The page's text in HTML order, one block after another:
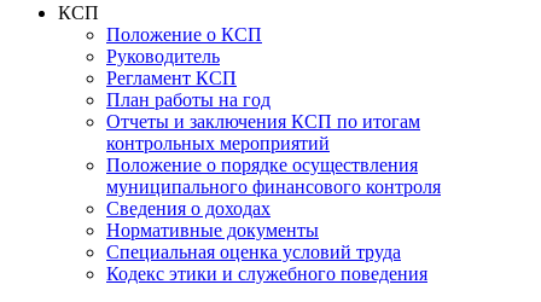
КСП
Положение о КСП
Руководитель
Регламент КСП
План работы на год
Отчеты и заключения КСП по итогам
контрольных мероприятий
Положение о порядке осуществления
муниципального финансового контроля
Сведения о доходах
Нормативные документы
Специальная оценка условий труда
Кодекс этики и служебного поведения